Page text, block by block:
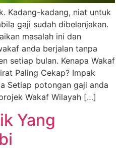
Kadang-kadang, niat untuk
gaji sudah dibelanjakan.
masalah ini dan
anda berjalan tanpa
setiap bulan. Kenapa Wakaf
Paling Cekap? Impak
Setiap potongan gaji anda
Wakaf Wilayah […]
Yang